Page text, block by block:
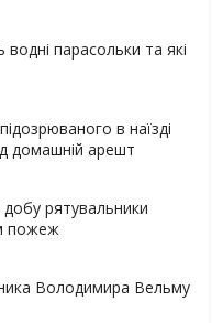
парасольки та які
в наїзді
домашній арешт
рятувальники
пожеж
Володимира Вельму